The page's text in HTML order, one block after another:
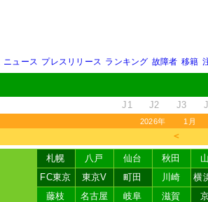
ニュース プレスリリース ランキング 故障者 移籍
J1 J2 J3
2026年 1月
＜
札幌 八戸 仙台 秋田
FC東京
東京V 町田 川崎 横
藤枝
名古屋 岐阜 滋賀